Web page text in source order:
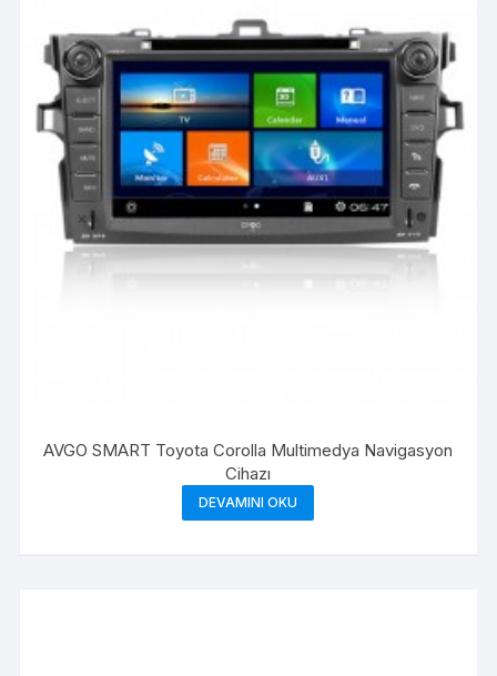
AVGO SMART Toyota Corolla Multimedya Navigasyon
Cihazı
DEVAMINI OKU